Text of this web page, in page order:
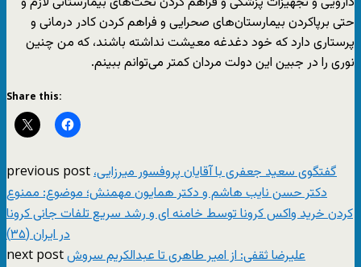
حتی برپاکردن بیمارستان‌های صحرایی و فراهم کردن کادر درمانی و
پرستاری دارد که خود دغدغه معیشت نداشته باشند، که من چنین
نوری را در جبین این دولت مردان کمتر می‌توانم ببینم.
Share this:
previous postگفتگوی سعید جعفری با آقایان پروفسور میرزایی،
دکتر حسن نایب هاشم و دکتر همایون مهمنش؛ موضوع: ممنوع
کردن خرید واکس کرونا توسط خامنه ای و رشد سریع تلفات جانی کرونا
در ایران (۳۵)
next postعلیرضا ثقفی: از امیر طاهری تا عبدالکریم سروش